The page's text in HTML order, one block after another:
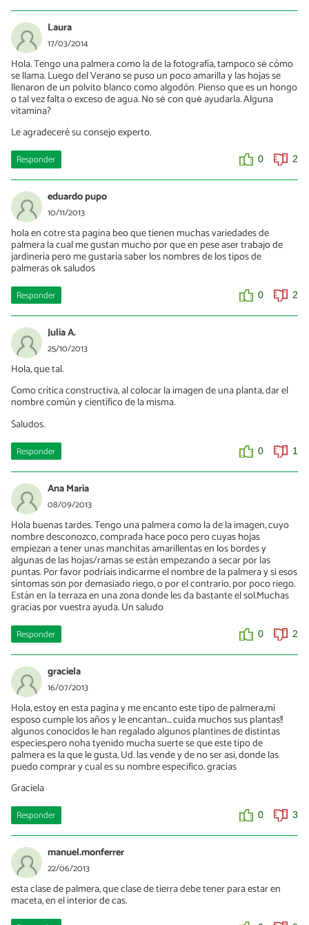
Laura
17/03/2014
Hola. Tengo una palmera como la de la fotografía, tampoco sė cómo
se llama. Luego del Verano se puso un poco amarilla y las hojas se
llenaron de un polvito blanco como algodón. Pienso que es un hongo
o tal vez falta o exceso de agua. No sė con quė ayudarla. Alguna
vitamina?
Le agradeceré su consejo experto.
Responder 0 2
eduardo pupo
10/11/2013
hola en cotre sta pagina beo que tienen muchas variedades de
palmera la cual me gustan mucho por que en pese aser trabajo de
jardinería pero me gustaría saber los nombres de los tipos de
palmeras ok saludos
Responder 0 2
Julia A.
25/10/2013
Hola, que tal.
Como crítica constructiva, al colocar la imagen de una planta, dar el
nombre común y científico de la misma.
Saludos.
Responder 0 1
Ana Maria
08/09/2013
Hola buenas tardes. Tengo una palmera como la de la imagen, cuyo
nombre desconozco, comprada hace poco pero cuyas hojas
empiezan a tener unas manchitas amarillentas en los bordes y
algunas de las hojas/ramas se están empezando a secar por las
puntas. Por favor podríais indicarme el nombre de la palmera y si esos
síntomas son por demasiado riego, o por el contrario, por poco riego.
Están en la terraza en una zona donde les da bastante el sol.Muchas
gracias por vuestra ayuda. Un saludo
Responder 0 2
graciela
16/07/2013
Hola, estoy en esta pagina y me encanto este tipo de palmera,mi
esposo cumple los años y le encantan... cuida muchos sus plantas!!
algunos conocidos le han regalado algunos plantines de distintas
especies,pero noha tyenido mucha suerte se que este tipo de
palmera es la que le gusta, Ud. las vende y de no ser asi, donde las
puedo comprar y cual es su nombre especifico. gracias
Graciela
Responder 0 3
manuel.monferrer
22/06/2013
esta clase de palmera, que clase de tierra debe tener para estar en
maceta, en el interior de cas.